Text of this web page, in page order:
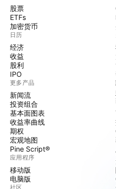
股票
ETFs
加密货币
日历
经济
收益
股利
IPO
更多产品
新闻流
投资组合
基本面图表
收益率曲线
期权
宏观地图
Pine Script®
应用程序
移动版
电脑版
社区